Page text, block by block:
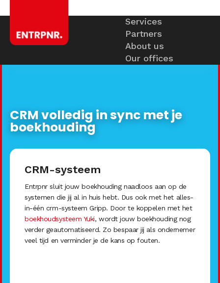
Services
Partners
About us
Our offices
CRM volledig in sync met je
boekhouding
CRM-systeem
Entrpnr sluit jouw boekhouding naadloos aan op de
systemen die jij al in huis hebt. Dus ook met het alles-
in-één crm-systeem Gripp. Door te koppelen met het
boekhoudsysteem Yuki, wordt jouw boekhouding nog
verder geautomatiseerd. Zo bespaar jij als ondernemer
veel tijd en verminder je de kans op fouten.